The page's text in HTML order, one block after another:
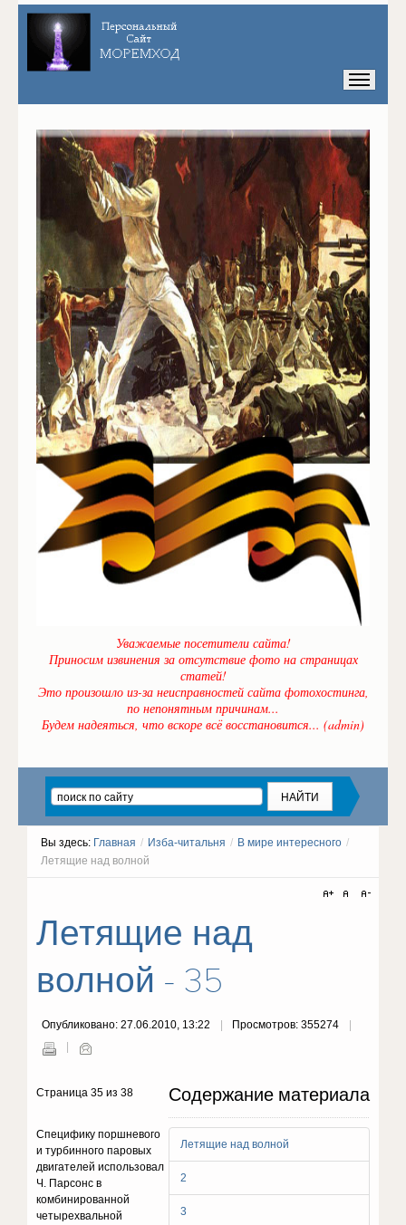
Уважаемые посетители сайта!
Приносим извинения за отсутствие фото на страницах
статей!
Это произошло из-за неисправностей сайта фотохостинга,
по непонятным причинам...
Будем надеяться, что вскоре всё восстановится... (admin)
Вы здесь: Главная / Изба-читальня / В мире интересного /
Летящие над волной
Летящие над
волной - 35
Опубликовано: 27.06.2010, 13:22 Просмотров: 355274
Содержание материала
Летящие над волной
2
3
Страница 35 из 38
Специфику поршневого
и турбинного паровых
двигателей использовал
Ч. Парсонс в
комбинированной
четырехвальной